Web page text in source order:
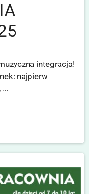
integracja!
najpierw
…